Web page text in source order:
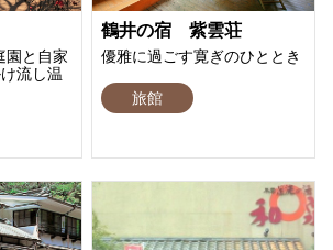
園と自家
流し温
鶴井の宿 紫雲荘
優雅に過ごす寛ぎのひととき
旅館